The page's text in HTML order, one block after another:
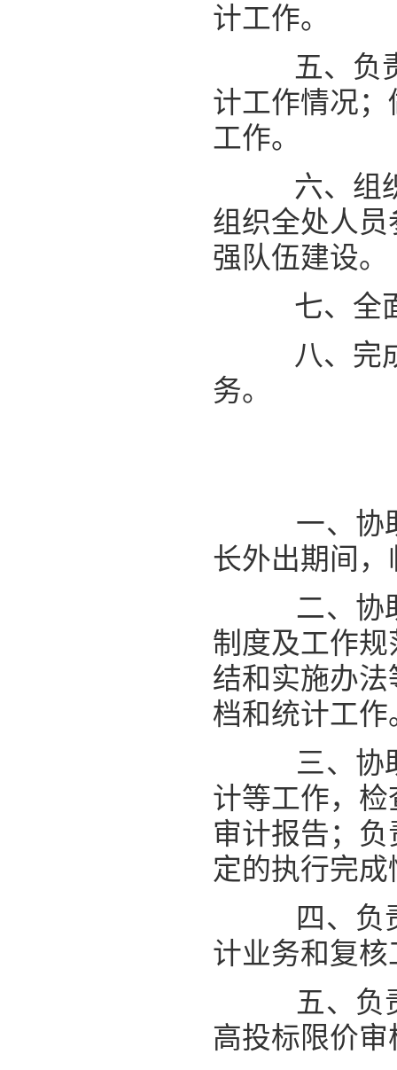
计工作。
五、负
计工作情况
工作。
六、组织
组织全处人
强队伍建设。
七、 全
八、完成
务。
一、协助
长外出期间
二、协助
制度及工作
结和实施办
档和统计工作
三、协助
计等工作，
审计报告；
定的执行完
四、负责
计业务和复核
五、负责
高投标限价